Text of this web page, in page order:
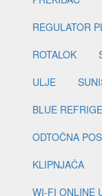
REGULATOR
ROTALOK
ULJE
BLUE
ODTOČNA
KLIPNJAČA
WI-FI ONLINE